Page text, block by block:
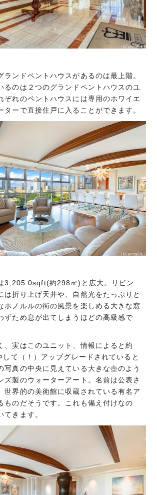
ランドペントハウスがあるのは最上階。
るのは２つのグランドペントハウスのユ
ぞれのペントハウスには専用のホワイエ
ターで直接住戸に入ることができます。
3,205.0sqft(約298㎡)と広大。リビン
は折り上げ天井や、自然光をたっぷりと
ホノルルの街の風景を楽しめる大きな窓
ずため息が出てしまうほどの高級感で
、実はこのユニット、情報によると約
て（！）アップグレードされていると
写真の中央に見えている大きな壺のよう
ズ製のウォーターアート。名前は公表さ
世界的の美術館に収蔵されている有名ア
ものだそうです。これも備え付けなの
てきます。